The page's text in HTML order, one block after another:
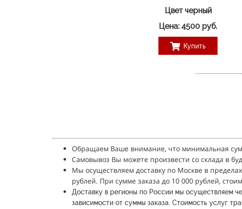
Цвет черный
Цена: 4500 руб.
Купить
Обращаем Ваше внимание, что минимальная
Самовывоз Вы можете произвести со склада в
Мы осуществляем доставку по Москве в
рублей. При сумме заказа до 10 000 рублей,
Доставку в регионы по России мы осуществляем
зависимости от суммы заказа. Стоимость услуг